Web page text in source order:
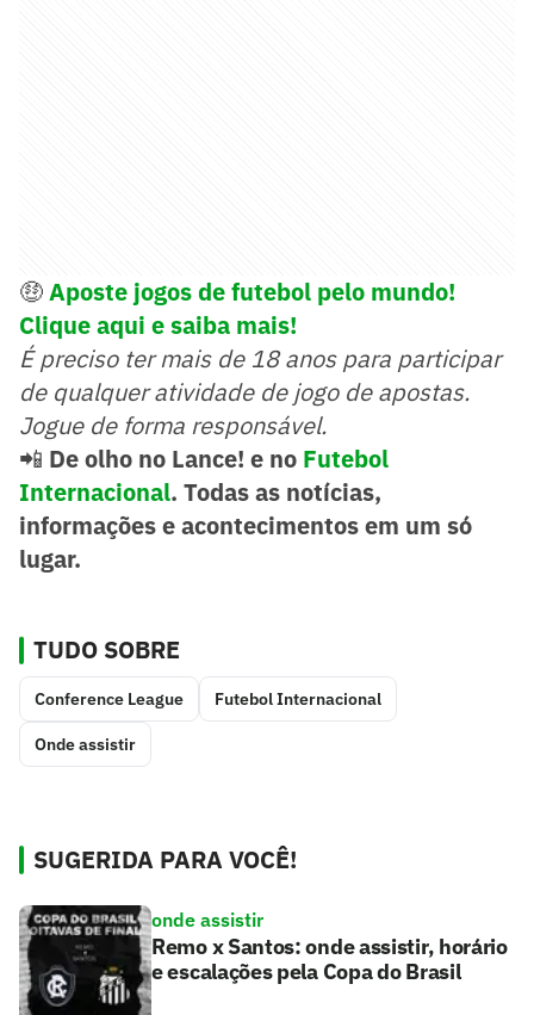
🤑Aposte jogos de futebol pelo mundo!
Clique aqui e saiba mais!
É preciso ter mais de 18 anos para participar
de qualquer atividade de jogo de apostas.
Jogue de forma responsável.
📲 De olho no Lance! e no Futebol
Internacional. Todas as notícias,
informações e acontecimentos em um só
lugar.
TUDO SOBRE
Conference League Futebol Internacional
Onde assistir
SUGERIDA PARA VOCÊ!
onde assistir
Remo x Santos: onde assistir, horário
e escalações pela Copa do Brasil